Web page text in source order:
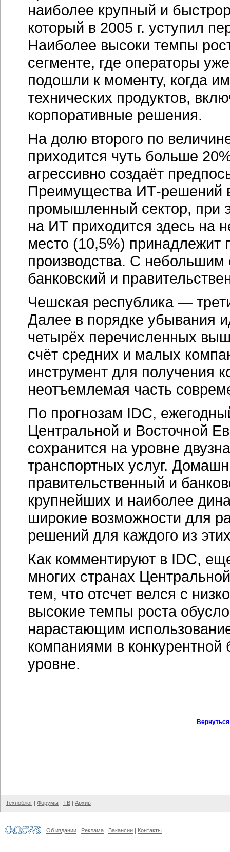
наиболее крупный и
который в 2005 г. уступил
Наиболее высоки темпы
сегменте, где операторы
подошли к моменту, когда
технических продуктов,
корпоративные решения.
На долю второго по
приходится чуть больше
агрессивно создаёт
Преимущества ИТ-решений
промышленный сектор, при
на ИТ приходится здесь на
место (10,5%) принадлежит
производства. С
банковский и
Чешская республика —
Далее в порядке убывания
четырёх перечисленных
счёт средних и малых
инструмент для получения
неотъемлемая часть
По прогнозам IDC,
Центральной и Восточной
сохранится на уровне
транспортных услуг.
правительственный и
крупнейших и наиболее
широкие возможности для
решений для каждого из
Как комментируют в IDC,
многих странах
тем, что отсчет велся с
высокие темпы роста
нарастающим
компаниями в
уровне.
Техноблог | Форумы | ТВ | Архив
Об издании | Реклама | Вакансии | Контакты